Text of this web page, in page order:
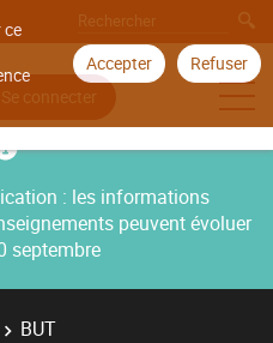
ce
Accepter Refuser
Se connecter
: les informations
peuvent évoluer
septembre
BUT